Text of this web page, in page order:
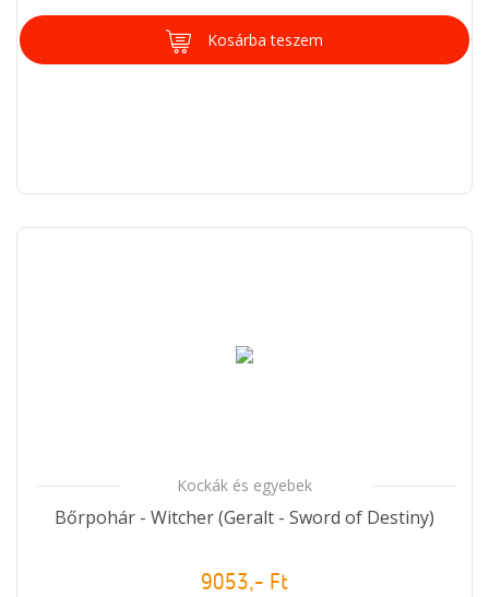
Kosárba teszem
Kockák és egyebek
Bőrpohár - Witcher (Geralt - Sword of Destiny)
9053,- Ft